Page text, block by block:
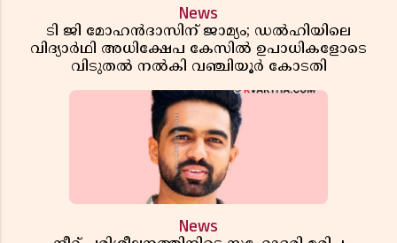
News
ടി ജി മോഹൻദാസിന് ജാമ്യം; ഡൽഹിയിലെ
വിദ്യാർഥി അധിക്ഷേപ കേസിൽ ഉപാധികളോടെ
വിടുതൽ നൽകി വഞ്ചിയൂർ കോടതി
News